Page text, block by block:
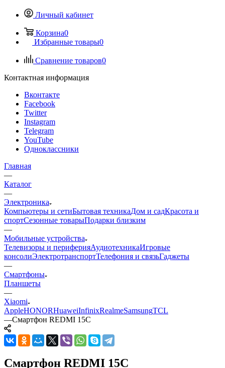
Личный кабинет
Корзина0
Избранные товары0
Сравнение товаров0
Контактная информация
Вконтакте
Facebook
Twitter
Instagram
Telegram
YouTube
Одноклассники
Главная
—
Каталог
—
Электроника
Компьютеры и сетиБытовая техникаДом и садКрасота и
спортСезонные товарыПодарки близким
—
Мобильные устройства
Телевизоры и периферияАудиотехникаИгровые
консолиЭлектротранспортТелефония и связьГаджеты
—
Смартфоны
Планшеты
—
Xiaomi
AppleHONORHuaweiInfinixRealmeSamsungTCL
—Смартфон REDMI 15C
Смартфон REDMI 15C